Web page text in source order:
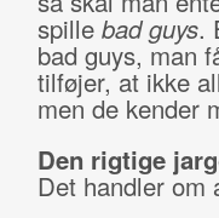
spille bad guys.
bad guys, man
tilføjer, at ikke
men de kender
Den rigtige
Det handler om